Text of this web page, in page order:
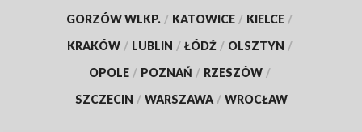
GORZÓW WLKP. / KATOWICE / KIELCE /
KRAKÓW / LUBLIN / ŁÓDŹ / OLSZTYN /
OPOLE / POZNAŃ / RZESZÓW /
SZCZECIN / WARSZAWA / WROCŁAW